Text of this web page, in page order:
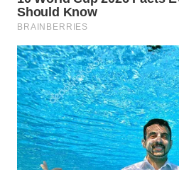
MAWAKA
ID
MARTABAT
NET
PLN
WATCH